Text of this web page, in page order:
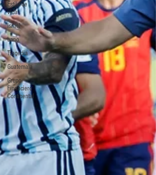
Estilo de
vida
Israel
bano
Tragedia
Guatemala
Grupo
Financiero
Continental